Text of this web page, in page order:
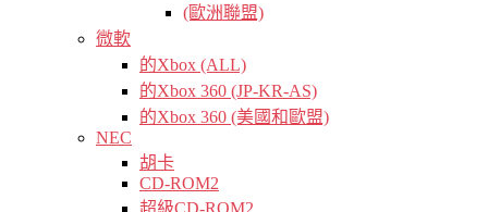
(歐洲聯盟)
微軟
的Xbox (ALL)
的Xbox 360 (JP-KR-AS)
的Xbox 360 (美國和歐盟)
NEC
胡卡
CD-ROM2